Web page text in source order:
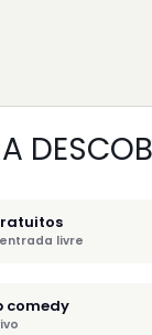
livre
comedy